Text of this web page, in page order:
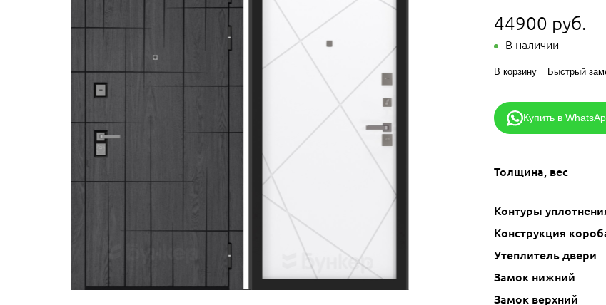
44900 руб.
В наличии
В корзину Быстрый
Купить в
Толщина, вес
Контуры
Конструкция
Утеплитель двери
Замок нижний
Замок верхний